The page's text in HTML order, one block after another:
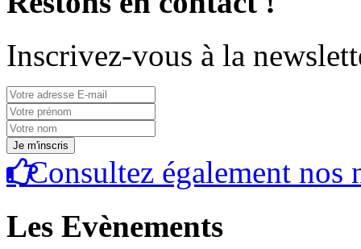
Inscrivez-vous à la
Consultez également nos
Les Evènements